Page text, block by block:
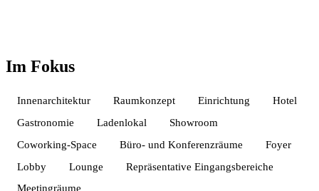
Im Fokus
Innenarchitektur Raumkonzept Einrichtung
Hotel
Gastronomie
Ladenlokal
Showroom
Coworking-Space
Büro- und Konferenzräume
Foyer
Lobby
Lounge
Repräsentative Eingangsbereiche
Meetingräume